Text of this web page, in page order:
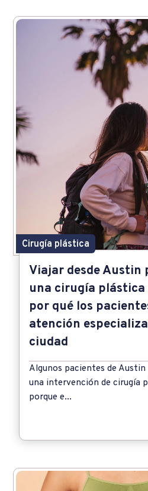
Viajar desde Austin
una cirugía plástica
por qué los
atención
ciudad
Algunos pacientes de
una intervención de cirugía
porque e...
Cirugía plástica